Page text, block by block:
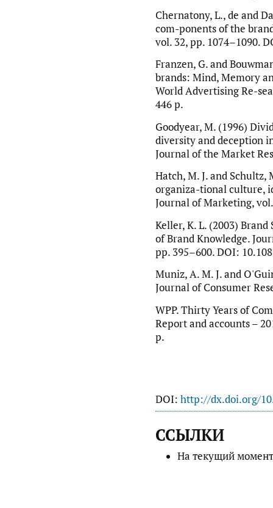
Chernatony, L., de and
com-ponents of the
vol. 32, pp. 1074–1090.
Franzen, G. and
brands: Mind, Memory
World Advertising Re-
446 p.
Goodyear, M. (1996)
diversity and deception
Journal of the Market
Hatch, M. J. and Schultz,
organiza-tional culture,
Journal of Marketing,
Keller, K. L. (2003)
of Brand Knowledge.
pp. 395–600. DOI:
Muniz, A. M. J. and
Journal of Consumer
WPP. Thirty Years of
Report and accounts –
p.
DOI: http://dx.doi.org/
ССЫЛКИ
На текущий